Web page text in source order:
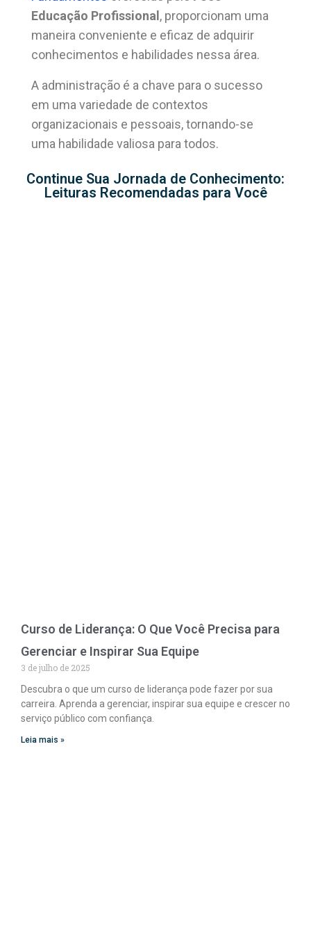
Educação Profissional , proporcionam uma
maneira conveniente e eficaz de adquirir
conhecimentos e habilidades nessa área.
A administração é a chave para o sucesso
em uma variedade de contextos
organizacionais e pessoais, tornando-se
uma habilidade valiosa para todos.
Continue Sua Jornada de Conhecimento:
Leituras Recomendadas para Você
Curso de Liderança: O Que Você Precisa para
Gerenciar e Inspirar Sua Equipe
3 de julho de 2025
Descubra o que um curso de liderança pode fazer por sua
carreira. Aprenda a gerenciar, inspirar sua equipe e crescer no
serviço público com confiança.
Leia mais »